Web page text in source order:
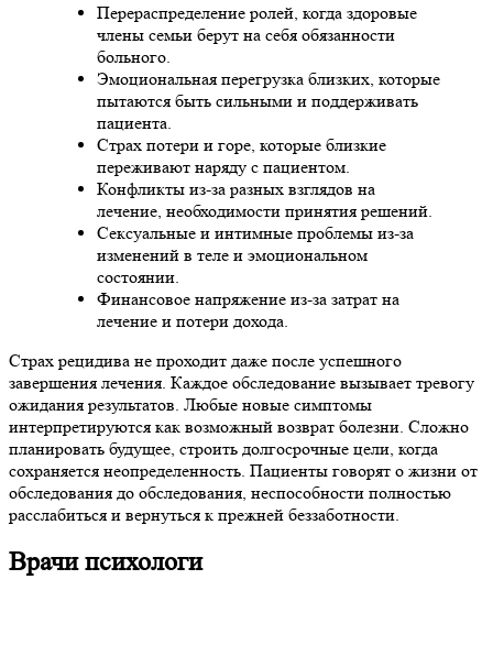
Перераспределение ролей, когда здоровые
члены семьи берут на себя обязанности
больного.
Эмоциональная перегрузка близких, которые
пытаются быть сильными и поддерживать
пациента.
Страх потери и горе, которые близкие
переживают наряду с пациентом.
Конфликты из-за разных взглядов на
лечение, необходимости принятия решений.
Сексуальные и интимные проблемы из-за
изменений в теле и эмоциональном
состоянии.
Финансовое напряжение из-за затрат на
лечение и потери дохода.
Страх рецидива не проходит даже после успешного
завершения лечения. Каждое обследование вызывает тревогу
ожидания результатов. Любые новые симптомы
интерпретируются как возможный возврат болезни. Сложно
планировать будущее, строить долгосрочные цели, когда
сохраняется неопределенность. Пациенты говорят о жизни от
обследования до обследования, неспособности полностью
расслабиться и вернуться к прежней беззаботности.
Врачи психологи